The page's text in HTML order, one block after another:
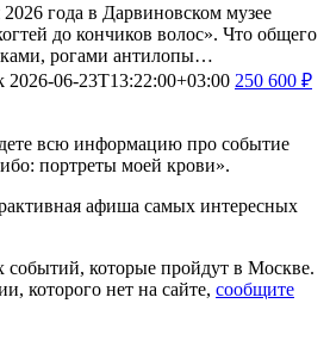
года в Дарвиновском музее
до кончиков волос». Что общего
рогами антилопы…
2026-06-23T13:22:00+03:00 250 600 ₽
всю информацию про событие
портреты моей крови».
афиша самых интересных
событий, которые пройдут в Москве.
которого нет на сайте, сообщите